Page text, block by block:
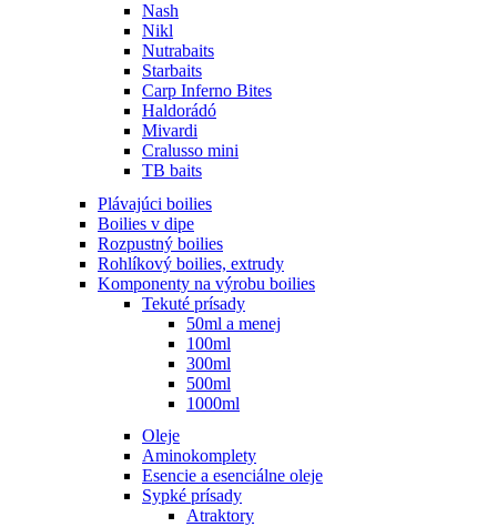
Nash
Nikl
Nutrabaits
Starbaits
Carp Inferno Bites
Haldorádó
Mivardi
Cralusso mini
TB baits
Plávajúci boilies
Boilies v dipe
Rozpustný boilies
Rohlíkový boilies, extrudy
Komponenty na výrobu boilies
Tekuté prísady
50ml a menej
100ml
300ml
500ml
1000ml
Oleje
Aminokomplety
Esencie a esenciálne oleje
Sypké prísady
Atraktory